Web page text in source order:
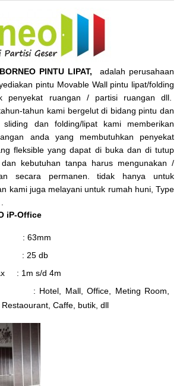
BORNEO PINTU LIPAT, adalah perusahaan
pintu Movable Wall pintu lipat/folding
penyekat ruangan / partisi ruangan dll.
tahun kami bergelut di bidang pintu dan
dan folding/lipat kami memberikan
anda yang membutuhkan penyekat
fleksible yang dapat di buka dan di tutup
kebutuhan tanpa harus mengunakan /
secara permanen. tidak hanya untuk
kami juga melayani untuk rumah huni, Type
iP-Office
: 63mm
: 25 db
: 1m s/d 4m
: Hotel, Mall, Office, Meting Room,
Caffe, butik, dll